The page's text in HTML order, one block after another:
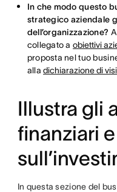
In che modo questo
strategico aziendale
dell’organizzazione?
collegato aobiettivi
proposta nel tuo
alladichiarazione di
Illustra gli
finanziari
In questa sezione del